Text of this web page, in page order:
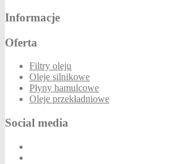
Informacje
Oferta
Filtry oleju
Oleje silnikowe
Płyny hamulcowe
Oleje przekładniowe
Social media